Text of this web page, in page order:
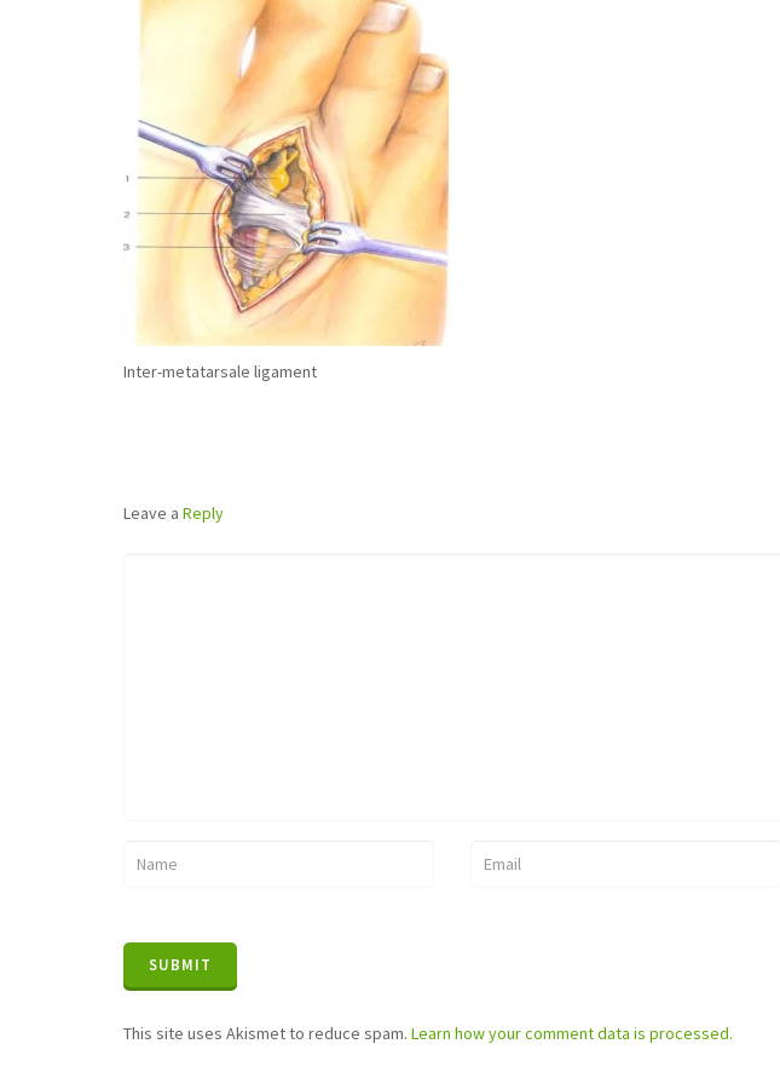
Inter-metatarsale ligament
Leave a Reply
This site uses Akismet to reduce spam. Learn how your comment data is processed.